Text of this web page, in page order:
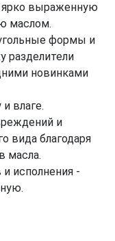
выраженную
маслом.
формы и
разделители
новинками
влаге.
и
вида благодаря
масла.
исполнения -